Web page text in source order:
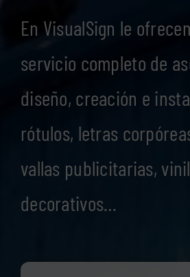
En VisualSign le
servicio completo de
diseño, creación e
rótulos, letras
vallas publicitarias,
decorativos…